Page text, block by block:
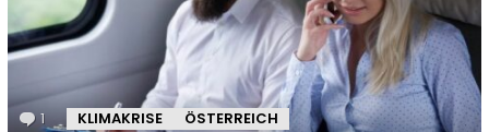
1 Kommentar
KLIMAKRISE ÖSTERREICH